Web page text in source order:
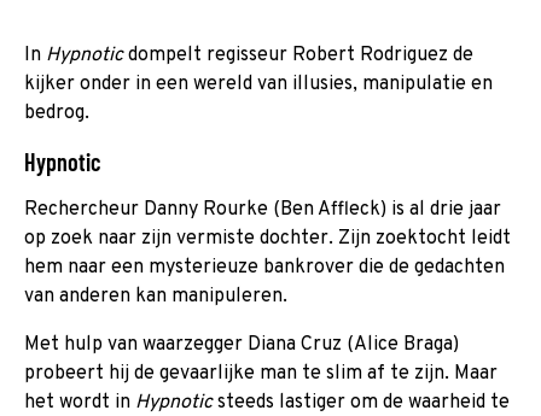
In Hypnoticdompelt regisseur Robert Rodriguez de
kijker onder in een wereld van illusies, manipulatie en
bedrog.
Hypnotic
Rechercheur Danny Rourke (Ben Affleck) is al drie jaar
op zoek naar zijn vermiste dochter. Zijn zoektocht leidt
hem naar een mysterieuze bankrover die de gedachten
van anderen kan manipuleren.
Met hulp van waarzegger Diana Cruz (Alice Braga)
probeert hij de gevaarlijke man te slim af te zijn. Maar
het wordt in Hypnoticsteeds lastiger om de waarheid te